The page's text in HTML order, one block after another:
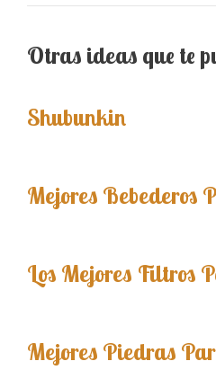
Otras ideas que te
Shubunkin
Mejores Bebederos
Los Mejores Filtros
Mejores Piedras